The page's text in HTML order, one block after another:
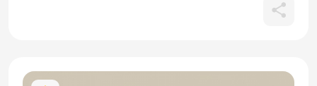
стремятся овладеть русским языком для